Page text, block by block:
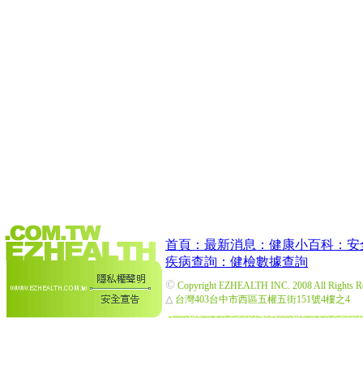
首頁： 最新消息： 健康小百科： 安
疾病查詢： 健檢數據查詢
© Copyright EZHEALTH INC. 2008 All Rights
△ 台灣403台中市西區五權五街151號4樓之4